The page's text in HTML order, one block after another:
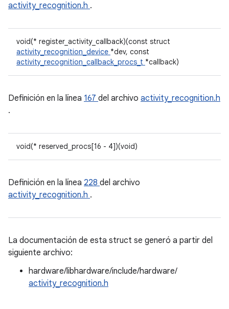
activity_recognition.h .
void(* register_activity_callback)(const struct
activity_recognition_device *dev, const
activity_recognition_callback_procs_t *callback)
Definición en la línea 167 del archivo activity_recognition.h
.
void(* reserved_procs[16 - 4])(void)
Definición en la línea 228 del archivo
activity_recognition.h .
La documentación de esta struct se generó a partir del
siguiente archivo:
hardware/libhardware/include/hardware/
activity_recognition.h